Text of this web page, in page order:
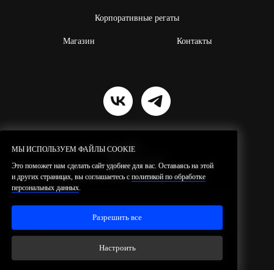
МЫ ИСПОЛЬЗУЕМ ФАЙЛЫ COOKIE
Это поможет нам сделать сайт удобнее для вас. Оставаясь на этой
и других страницах, вы соглашаетесь с политикой по обработке
персональных данных.
Разрешить все
Настроить
Корпоративные регаты
Магазин Контакты
Резидент проекта ИНТЦ
© 2026 SilaVetra. Все права защищены.
Политика по обработке персональных данных
МЫ ИСПОЛЬЗУЕМ ФАЙЛЫ COOKIE
Это поможет нам сделать сайт удобнее для вас. Оставаясь на этой
и других страницах, вы соглашаетесь с политикой по обработке
персональных данных.
Разрешить все
Настроить